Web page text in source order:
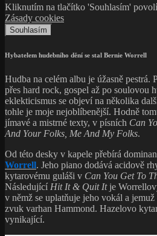
Kliknutím na tlačítko 'Souhlasím'
Zásady cookies
Souhlasím
Hybatelem hudebního dění se stal Bernie Worrell
Hudba na celém albu je úžasně pestrá.
přes hard rock, gospel až po soulovou
eklekticismus se objeví na několika
tohle je moje nejoblíbenější. Hodně
jímavé a mistrné texty, v písních Can
And Your Folks, Me And My Folks.
Od této desky v kapele přebírá
Worrell. Jeho piano dodává acidově
kytarovému guláši v Can You Get To
Následující Hit It & Quit Itje
v němž se uplatňuje jeho vokál a
zvuk varhan Hammond. Hazelovo
vynikající.